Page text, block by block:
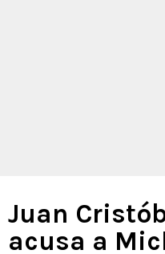
Juan
acusa a